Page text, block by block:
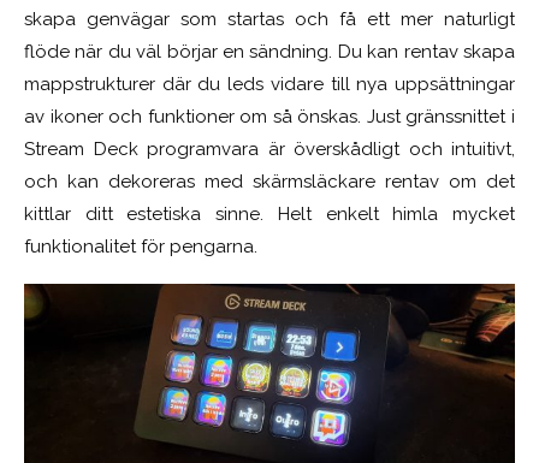
skapa genvägar som startas och få ett mer naturligt
flöde när du väl börjar en sändning. Du kan rentav skapa
mappstrukturer där du leds vidare till nya uppsättningar
av ikoner och funktioner om så önskas. Just gränssnittet i
Stream Deck programvara är överskådligt och intuitivt,
och kan dekoreras med skärmsläckare rentav om det
kittlar ditt estetiska sinne. Helt enkelt himla mycket
funktionalitet för pengarna.